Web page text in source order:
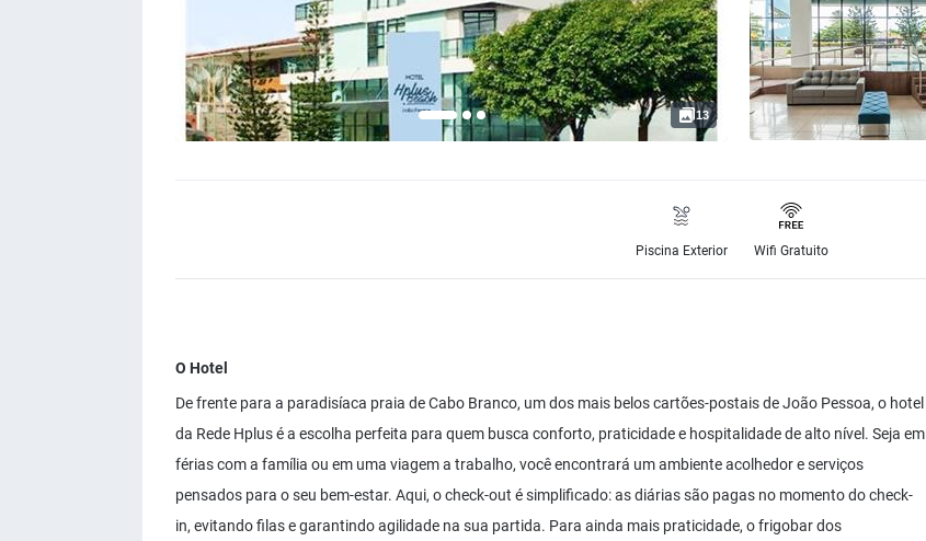
13
Piscina Exterior Wifi Gratuito
O Hotel
De frente para a paradisíaca praia de Cabo Branco, um dos mais belos cartões-postais de João Pessoa, o hotel
da Rede Hplus é a escolha perfeita para quem busca conforto, praticidade e hospitalidade de alto nível. Seja em
férias com a família ou em uma viagem a trabalho, você encontrará um ambiente acolhedor e serviços
pensados para o seu bem-estar. Aqui, o check-out é simplificado: as diárias são pagas no momento do check-
in, evitando filas e garantindo agilidade na sua partida. Para ainda mais praticidade, o frigobar dos